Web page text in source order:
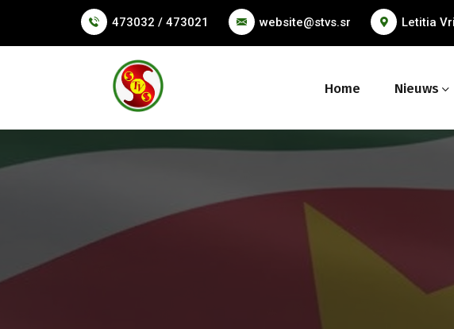
473032 / 473021 website@stvs.sr Letitia
Home Nieuws